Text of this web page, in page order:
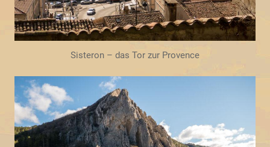
Sisteron – das Tor zur Provence